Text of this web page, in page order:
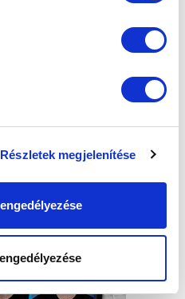
Részletek megjelenítése